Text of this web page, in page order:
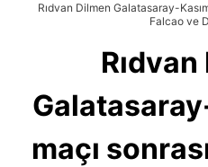
Rıdvan Dilmen Galatasaray-
Falcao ve
maçı